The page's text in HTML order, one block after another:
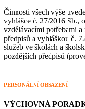
Činnosti všech výše
vyhlášce č. 27/2016 Sb.,
vzdělávacími potřebami a
předpisů a vyhláškou č.
služeb ve školách a
pozdějších předpisů
PERSONÁLNÍ OBSAZENÍ
VÝCHOVNÁ